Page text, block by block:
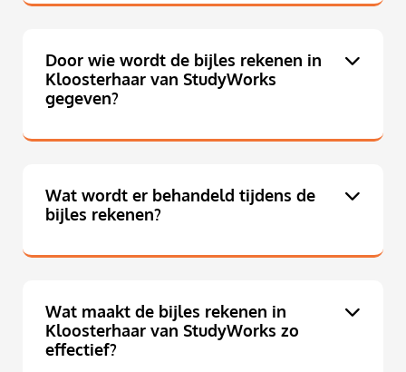
Door wie wordt de bijles rekenen in
Kloosterhaar van StudyWorks
gegeven?
Wat wordt er behandeld tijdens de
bijles rekenen?
Wat maakt de bijles rekenen in
Kloosterhaar van StudyWorks zo
effectief?